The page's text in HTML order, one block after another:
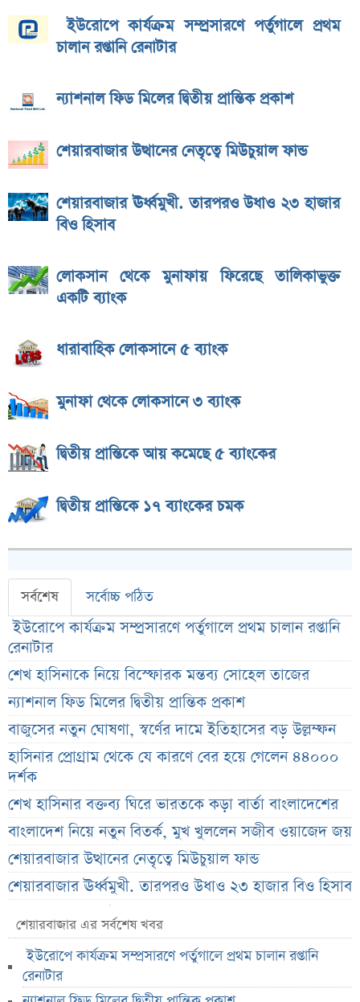
ইউরোপে কার্যক্রম সম্প্রসারণে পর্তুগালে প্রথম
চালান রপ্তানি রেনাটার
ন্যাশনাল ফিড মিলের দ্বিতীয় প্রান্তিক প্রকাশ
শেয়ারবাজার উত্থানের নেতৃত্বে মিউচুয়াল ফান্ড
শেয়ারবাজার ঊর্ধ্বমুখী. তারপরও উধাও ২৩ হাজার
বিও হিসাব
লোকসান থেকে মুনাফায় ফিরেছে তালিকাভুক্ত
একটি ব্যাংক
ধারাবাহিক লোকসানে ৫ ব্যাংক
মুনাফা থেকে লোকসানে ৩ ব্যাংক
দ্বিতীয় প্রান্তিকে আয় কমেছে ৫ ব্যাংকের
দ্বিতীয় প্রান্তিকে ১৭ ব্যাংকের চমক
সর্বশেষ সর্বোচ্চ পঠিত
ইউরোপে কার্যক্রম সম্প্রসারণে পর্তুগালে প্রথম চালান রপ্তানি
রেনাটার
শেখ হাসিনাকে নিয়ে বিস্ফোরক মন্তব্য সোহেল তাজের
ন্যাশনাল ফিড মিলের দ্বিতীয় প্রান্তিক প্রকাশ
বাজুসের নতুন ঘোষণা, স্বর্ণের দামে ইতিহাসের বড় উল্লম্ফন
হাসিনার প্রোগ্রাম থেকে যে কারণে বের হয়ে গেলেন ৪৪০০০
দর্শক
শেখ হাসিনার বক্তব্য ঘিরে ভারতকে কড়া বার্তা বাংলাদেশের
বাংলাদেশ নিয়ে নতুন বিতর্ক, মুখ খুললেন সজীব ওয়াজেদ জয়
শেয়ারবাজার উত্থানের নেতৃত্বে মিউচুয়াল ফান্ড
শেয়ারবাজার ঊর্ধ্বমুখী. তারপরও উধাও ২৩ হাজার বিও হিসাব
তারেক রহমানকে উদ্দেশ করে ফেসবুকে রহস্যময় প্রশ্ন
এসএসসি ফল নিয়ে বড় সিদ্ধান্ত আসছে বৃহস্পতিবার
কীভাবে জন্ম নিল ‘৩৬ জুলাই’?
এক পোস্টেই চমকে দিলেন ময়ূখ রঞ্জন ঘোষ
শেয়ারবাজার এর সর্বশেষ খবর
ইউরোপে কার্যক্রম সম্প্রসারণে পর্তুগালে প্রথম চালান রপ্তানি
রেনাটার